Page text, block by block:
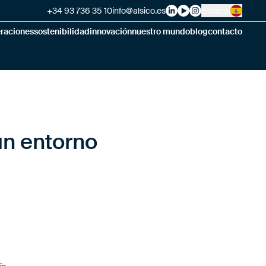
sostenibilidadinnovaciónnuestro mundoblogcontacto
+34 93 736 35 10info@alsico.es Alsico on LinkedIn
Alsico on YouTube
Alsico on
entorno